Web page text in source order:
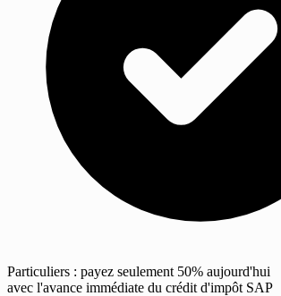
Particuliers : payez seulement 50% aujourd'hui
avec l'avance immédiate du crédit d'impôt SAP